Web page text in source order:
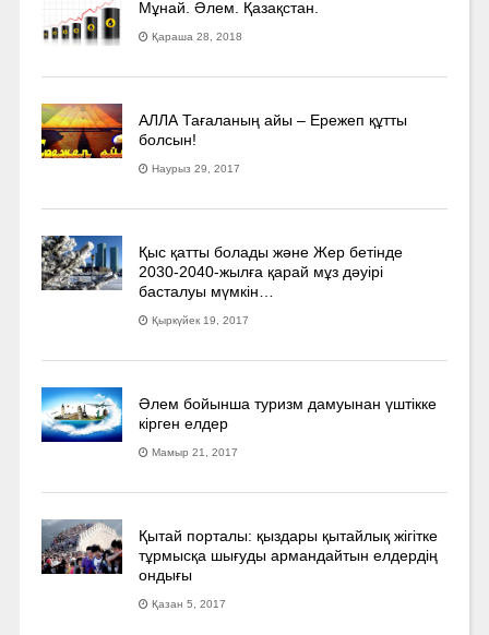
Мұнай. Әлем. Қазақстан.
Қараша 28, 2018
АЛЛА Тағаланың айы – Ережеп құтты
болсын!
Наурыз 29, 2017
Қыс қатты болады және Жер бетінде
2030-2040­-жылға қарай мұз дәуірі
басталуы мүмкін…
Қыркүйек 19, 2017
Әлем бойынша туризм дамуынан үштікке
кірген елдер
Мамыр 21, 2017
Қытай порталы: қыздары қытайлық жігітке
тұрмысқа шығуды армандайтын елдердің
ондығы
Қазан 5, 2017